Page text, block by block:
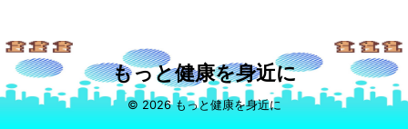
もっと健康を身近に
© 2026 もっと健康を身近に